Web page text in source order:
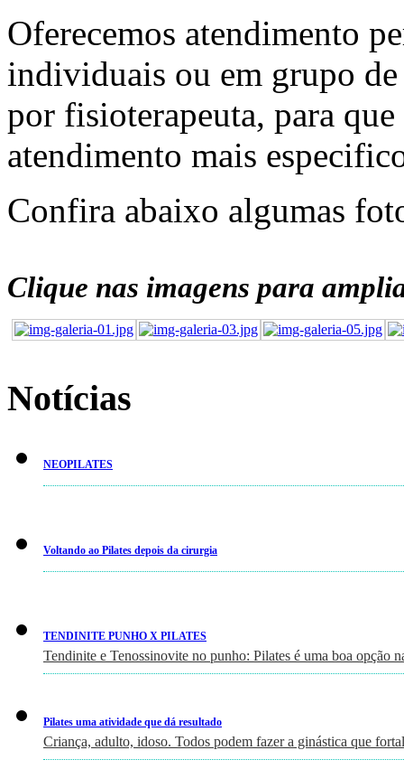
Oferecemos atendimento
individuais ou em grupo
por fisioterapeuta, para
atendimento mais
Confira abaixo algumas
Clique nas imagens para
Notícias
NEOPILATES
Voltando ao Pilates depois da cirurgia
TENDINITE PUNHO X PILATES
Tendinite e Tenossinovite no punho: Pilates é uma boa opção
Pilates uma atividade que dá resultado
Criança, adulto, idoso. Todos podem fazer a ginástica que